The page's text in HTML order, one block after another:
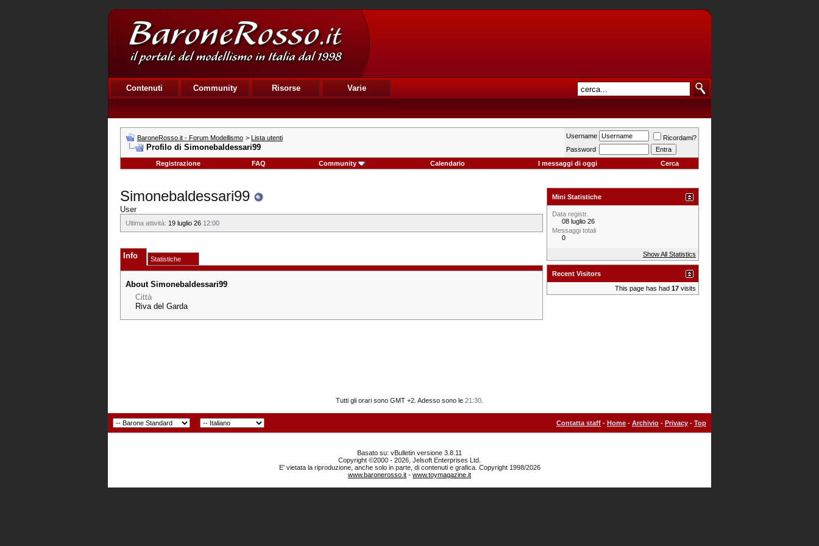
Contenuti Community Risorse Varie
BaroneRosso.it - Forum Modellismo > Lista utenti
Profilo di Simonebaldessari99
Username
Ricordami?
Password
Registrazione
FAQ Community Calendario I messaggi di oggi Cerca
Simonebaldessari99
User
Ultima attività: 19 luglio 26 12:00
Info Statistiche
About Simonebaldessari99
Città
Riva del Garda
Mini Statistiche
Data registr.
08 luglio 26
Messaggi totali
0
Show All Statistics
Recent Visitors
This page has had 17 visits
Tutti gli orari sono GMT +2. Adesso sono le 21:30
Contatta staff - Home - Archivio - Privacy - Top
Basato su: vBulletin versione 3.8.11
Copyright ©2000 - 2026, Jelsoft Enterprises Ltd.
E' vietata la riproduzione, anche solo in parte, di contenuti e grafica. Copyright 1998/2026
www.baronerosso.it - www.toymagazine.it